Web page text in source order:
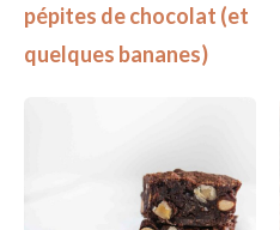
pépites de chocolat (et
quelques bananes)